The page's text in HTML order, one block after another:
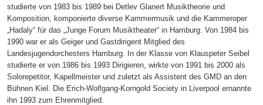
studierte von 1983 bis 1989 bei Detlev Glanert Musiktheorie und
Komposition, komponierte diverse Kammermusik und die Kammeroper
„Hadaly“ für das „Junge Forum Musiktheater“ in Hamburg. Von 1984 bis
1990 war er als Geiger und Gastdirigent Mitglied des
Landesjugendorchesters Hamburg. In der Klasse von Klauspeter Seibel
studierte er von 1986 bis 1993 Dirigieren, wirkte von 1991 bis 2000 als
Solorepetitor, Kapellmeister und zuletzt als Assistent des GMD an den
Bühnen Kiel. Die Erich-Wolfgang-Korngold Society in Liverpool ernannte
ihn 1993 zum Ehrenmitglied.